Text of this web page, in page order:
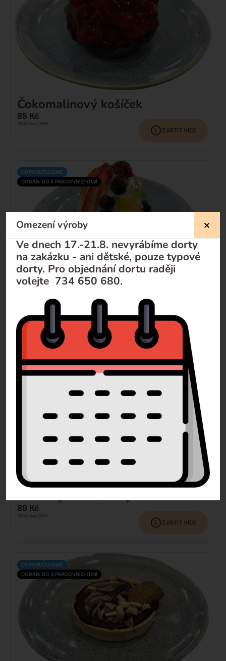
ZJISTIT VÍCE
Čokomalinový košíček
85 Kč
76 Kč bez DPH
DOPORUČUJEME
DODÁNÍ DO 4 PRACOVNÍCH DNÍ
ZJISTIT VÍCE
Ovocný košíček
71Kč bez DPH
DODÁNÍ DO 4 PRACOVNÍCH DNÍ
ZJISTIT VÍCE
Pařížský řez dortový
89 Kč
79 Kč bez DPH
DOPORUČUJEME
DODÁNÍ DO 4 PRACOVNÍCH DNÍ
Omezení výroby
Ve dnech 17.-21.8. nevyrábíme dorty
na zakázku - ani dětské, pouze typové
dorty. Pro objednání dortu raději
volejte 734 650 680.